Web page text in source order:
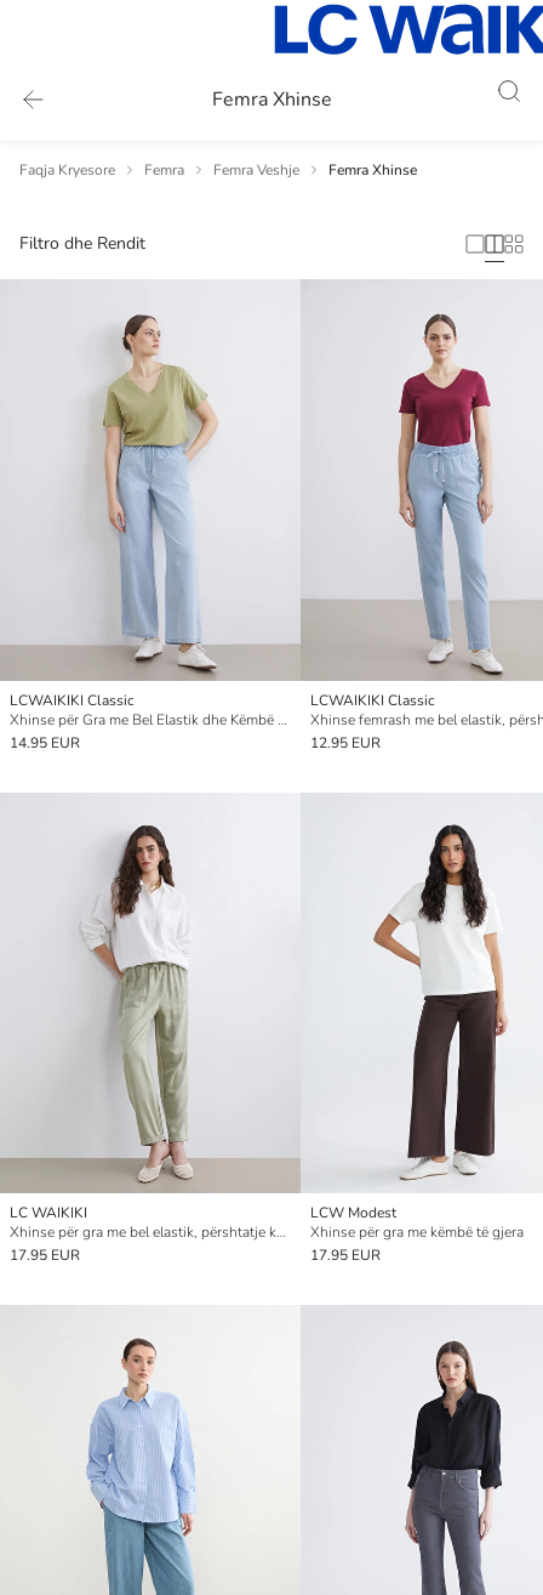
Femra Xhinse
Faqja Kryesore Femra Femra Veshje Femra Xhinse
Filtro dhe Rendit
LCWAIKIKI Classic
Xhinse për Gra me Bel Elastik dhe Këmbë të Gjera
14.95 EUR
LCWAIKIKI Classic
12.95 EUR
LC WAIKIKI
Xhinse për gra me bel elastik, përshtatje karrote
17.95 EUR
LCW Modest
Xhinse për gra me këmbë të gjera
17.95 EUR